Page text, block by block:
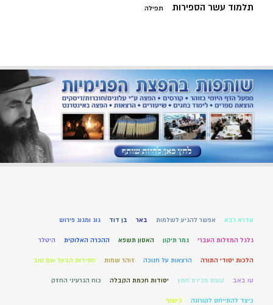
תלמוד עשר הספירות תפילה
אדרא רבא אפשר להגיע לשלמות באר בן דוד גוג ומגוג פירוש
גלגל המזלות העברי גמר תיקון האסון תשפא ההכרה האלוקית היטלר
הלכות יסודי התורה הרצאות על חנוכה זוהר שמות חסידות הבעל שם טוב
טו באב טופס מכירת חמץ יסודות חכמת הקבלה כוח הגרעיני החזק
כיצד להתייחס לקורונה כישוף